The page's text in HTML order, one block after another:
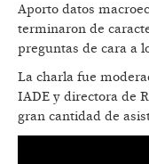
Aporto datos
terminaron de
preguntas de cara a
La charla fue
IADE y directora de
gran cantidad de